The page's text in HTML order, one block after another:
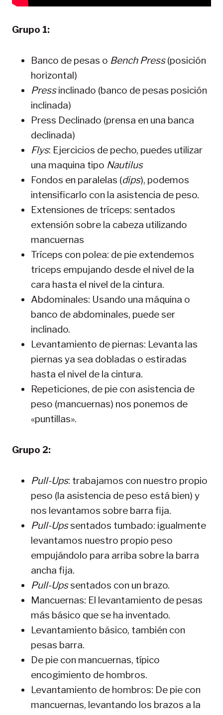
Grupo 1:
Banco de pesas o Bench Press(posición
horizontal)
Pressinclinado (banco de pesas posición
inclinada)
Press Declinado (prensa en una banca
declinada)
Flys: Ejercicios de pecho, puedes utilizar
una maquina tipo Nautilus
Fondos en paralelas (dips), podemos
intensificarlo con la asistencia de peso.
Extensiones de tríceps: sentados
extensión sobre la cabeza utilizando
mancuernas
Tríceps con polea: de pie extendemos
triceps empujando desde el nivel de la
cara hasta el nivel de la cintura.
Abdominales: Usando una máquina o
banco de abdominales, puede ser
inclinado.
Levantamiento de piernas: Levanta las
piernas ya sea dobladas o estiradas
hasta el nivel de la cintura.
Repeticiones, de pie con asistencia de
peso (mancuernas) nos ponemos de
«puntillas».
Grupo 2:
Pull-Ups: trabajamos con nuestro propio
peso (la asistencia de peso está bien) y
nos levantamos sobre barra fija.
Pull-Upssentados tumbado: igualmente
levantamos nuestro propio peso
empujándolo para arriba sobre la barra
ancha fija.
Pull-Upssentados con un brazo.
Mancuernas: El levantamiento de pesas
más básico que se ha inventado.
Levantamiento básico, también con
pesas barra.
De pie con mancuernas, típico
encogimiento de hombros.
Levantamiento de hombros: De pie con
mancuernas, levantando los brazos a la